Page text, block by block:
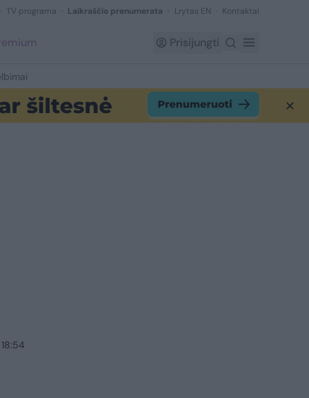
TV programa Laikraščio prenumerata Lrytas EN Kontaktai
Prisijungti